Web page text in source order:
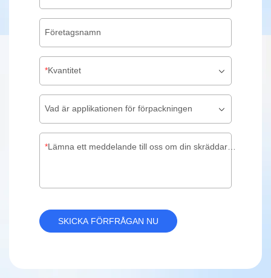
Företagsnamn
Kvantitet
Vad är applikationen för förpackningen
Lämna ett meddelande till oss om din skräddarsydda förpackning
SKICKA FÖRFRÅGAN NU